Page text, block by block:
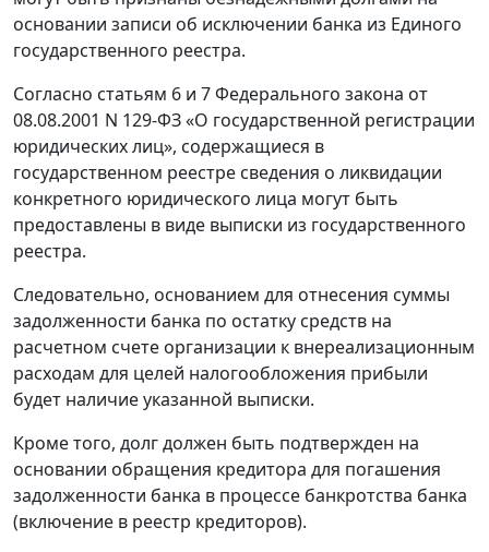
основании записи об исключении банка из Единого
государственного реестра.
Согласно статьям 6 и 7 Федерального закона от
08.08.2001 N 129-ФЗ «О государственной регистрации
юридических лиц», содержащиеся в
государственном реестре сведения о ликвидации
конкретного юридического лица могут быть
предоставлены в виде выписки из государственного
реестра.
Следовательно, основанием для отнесения суммы
задолженности банка по остатку средств на
расчетном счете организации к внереализационным
расходам для целей налогообложения прибыли
будет наличие указанной выписки.
Кроме того, долг должен быть подтвержден на
основании обращения кредитора для погашения
задолженности банка в процессе банкротства банка
(включение в реестр кредиторов).